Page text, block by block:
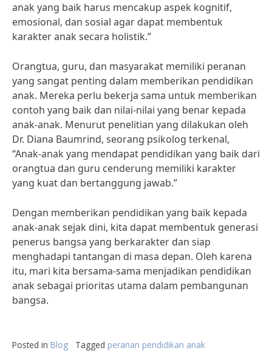
anak yang baik harus mencakup aspek kognitif,
emosional, dan sosial agar dapat membentuk
karakter anak secara holistik.”
Orangtua, guru, dan masyarakat memiliki peranan
yang sangat penting dalam memberikan pendidikan
anak. Mereka perlu bekerja sama untuk memberikan
contoh yang baik dan nilai-nilai yang benar kepada
anak-anak. Menurut penelitian yang dilakukan oleh
Dr. Diana Baumrind, seorang psikolog terkenal,
“Anak-anak yang mendapat pendidikan yang baik dari
orangtua dan guru cenderung memiliki karakter
yang kuat dan bertanggung jawab.”
Dengan memberikan pendidikan yang baik kepada
anak-anak sejak dini, kita dapat membentuk generasi
penerus bangsa yang berkarakter dan siap
menghadapi tantangan di masa depan. Oleh karena
itu, mari kita bersama-sama menjadikan pendidikan
anak sebagai prioritas utama dalam pembangunan
bangsa.
Posted in Blog Tagged peranan pendidikan anak